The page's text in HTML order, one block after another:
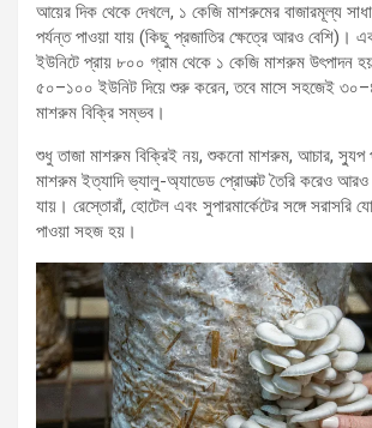
আয়ের দিক থেকে দেখলে, ১ কেজি মাশরুমের বাজারমূল্য
পর্যন্ত পাওয়া যায় (কিছু প্রজাতির ক্ষেত্রে আরও বেশি)।
ইউনিটে প্রায় ৮০০ গ্রাম থেকে ১ কেজি মাশরুম উৎপাদন
৫০–১০০ ইউনিট দিয়ে শুরু করেন, তবে মাসে সহজেই
মাশরুম বিক্রি সম্ভব।
শুধু তাজা মাশরুম বিক্রিই নয়, শুকনো মাশরুম, আচার, স্যুপ
মাশরুম ইত্যাদি ভ্যালু-অ্যাডেড প্রোডাক্ট তৈরি করেও আরও
যায়। রেস্তোরাঁ, হোটেল এবং সুপারমার্কেটের সঙ্গে সরাসরি
পাওয়া সহজ হয়।